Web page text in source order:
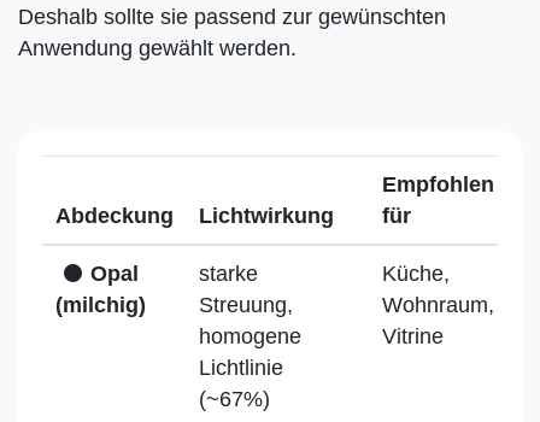
Deshalb sollte sie passend zur gewünschten
Anwendung gewählt werden.
Abdeckung Lichtwirkung
Empfohlen
für
Opal
(milchig)
starke
Streuung,
homogene
Lichtlinie
(~67%)
Küche,
Wohnraum,
Vitrine